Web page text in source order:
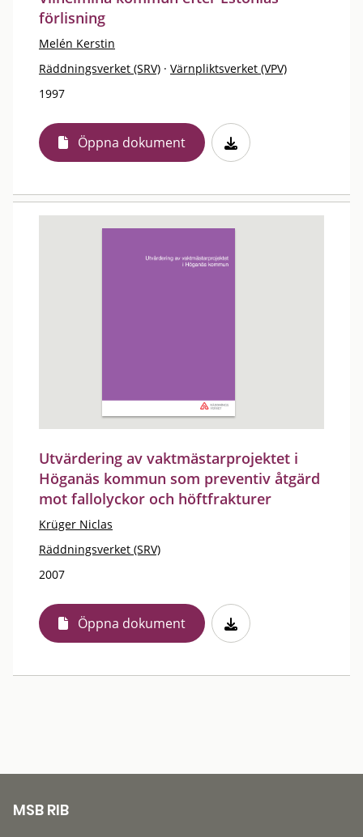
förlisning
Melén Kerstin
Räddningsverket (SRV) · Värnpliktsverket (VPV)
1997
Öppna dokument
Utvärdering av vaktmästarprojektet i
Höganäs kommun som preventiv åtgärd
mot fallolyckor och höftfrakturer
Krüger Niclas
Räddningsverket (SRV)
2007
Öppna dokument
MSB RIB